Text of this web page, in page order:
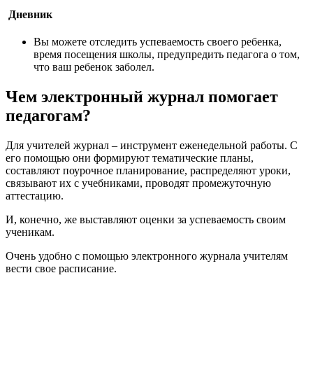
Дневник
Вы можете отследить успеваемость своего ребенка,
время посещения школы, предупредить педагога о том,
что ваш ребенок заболел.
Чем электронный журнал помогает
педагогам?
Для учителей журнал – инструмент еженедельной работы. С
его помощью они формируют тематические планы,
составляют поурочное планирование, распределяют уроки,
связывают их с учебниками, проводят промежуточную
аттестацию.
И, конечно, же выставляют оценки за успеваемость своим
ученикам.
Очень удобно с помощью электронного журнала учителям
вести свое расписание.